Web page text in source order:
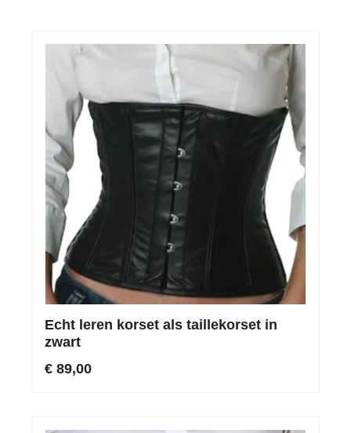
Echt leren korset als taillekorset in
zwart
€ 89,00